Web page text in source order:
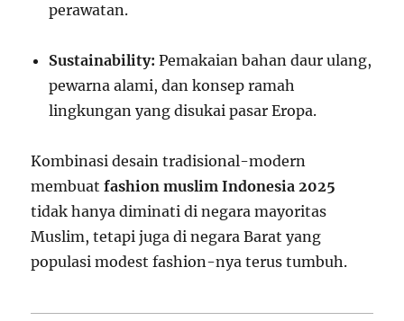
perawatan.
Sustainability: Pemakaian bahan daur ulang,
pewarna alami, dan konsep ramah
lingkungan yang disukai pasar Eropa.
Kombinasi desain tradisional-modern
membuatfashion muslim Indonesia 2025
tidak hanya diminati di negara mayoritas
Muslim, tetapi juga di negara Barat yang
populasi modest fashion-nya terus tumbuh.